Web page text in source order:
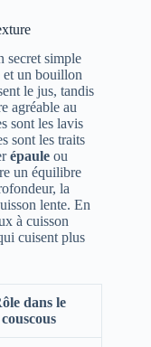
secret simple
et un bouillon
le jus, tandis
agréable au
sont les lavis
sont les traits
épaule ou
un équilibre
la
lente. En
à cuisson
cuisent plus
dans le
couscous